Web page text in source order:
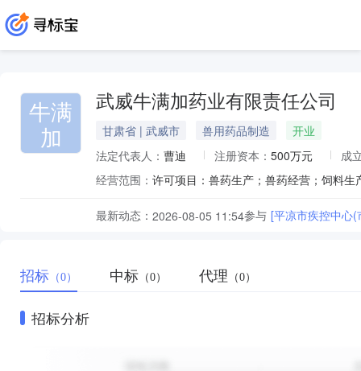
牛满
加
武威牛满加药业有限责任公司
甘肃省 | 武威市 兽用药品制造
开业
法定代表人： 曹迪 注册资本： 500万元
成
经营范围：
最新动态： 2026-08-05 11:54参与 [平凉市疾控中心
招标 （0） 中标 （0） 代理 （0）
招标分析